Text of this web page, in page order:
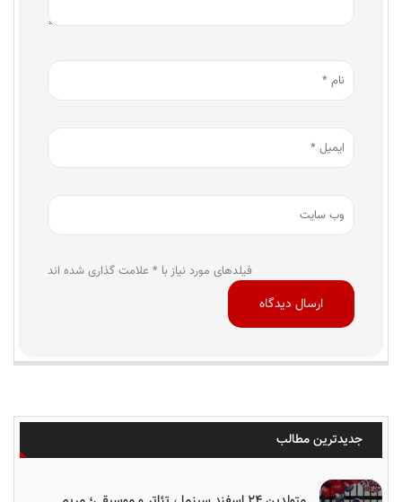
فیلدهای مورد نیاز با * علامت گذاری شده اند
جدیدترین مطالب